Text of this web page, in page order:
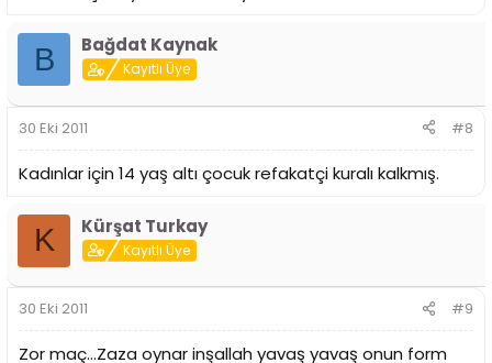
B Bağdat Kaynak
Kayıtlı Üye
30 Eki 2011 #8
Kadınlar için 14 yaş altı çocuk refakatçi kuralı kalkmış.
K Kürşat Turkay
Kayıtlı Üye
30 Eki 2011 #9
Zor maç...Zaza oynar inşallah yavaş yavaş onun form